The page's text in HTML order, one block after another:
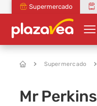
Supermercado
Supermercado
Mr Perkins